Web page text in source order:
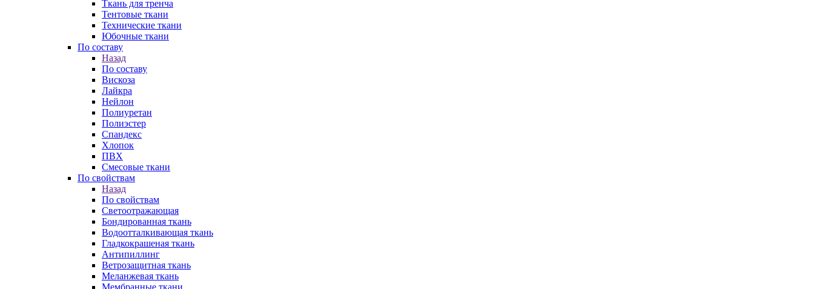
Ткань для тренча
Тентовые ткани
Технические ткани
Юбочные ткани
По составу
Назад
По составу
Вискоза
Лайкра
Нейлон
Полиуретан
Полиэстер
Спандекс
Хлопок
ПВХ
Смесовые ткани
По свойствам
Назад
По свойствам
Светоотражающая
Бондированная ткань
Водоотталкивающая ткань
Гладкокрашеная ткань
Антипиллинг
Ветрозащитная ткань
Меланжевая ткань
Мембранные ткани